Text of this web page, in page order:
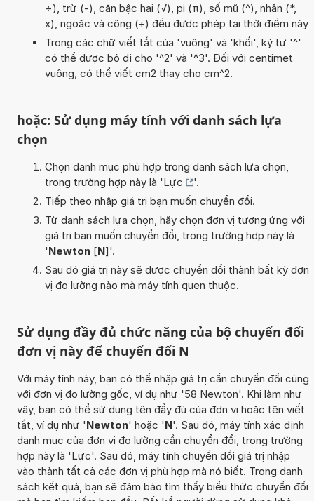
÷), trừ (-), căn bậc hai (√), pi (π), số mũ (^), nhân (*,
x), ngoặc và cộng (+) đều được phép tại thời điểm này
Trong các chữ viết tắt của 'vuông' và 'khối', ký tự '^'
có thể được bỏ đi cho '^2' và '^3'. Đối với centimet
vuông, có thể viết cm2 thay cho cm^2.
hoặc: Sử dụng máy tính với danh sách lựa
chọn
Chọn danh mục phù hợp trong danh sách lựa chọn,
trong trường hợp này là 'Lực
'.
Tiếp theo nhập giá trị bạn muốn chuyển đổi.
Từ danh sách lựa chọn, hãy chọn đơn vị tương ứng với
giá trị bạn muốn chuyển đổi, trong trường hợp này là
'Newton[N]'.
Sau đó giá trị này sẽ được chuyển đổi thành bất kỳ đơn
vị đo lường nào mà máy tính quen thuộc.
Sử dụng đầy đủ chức năng của bộ chuyển đổi
đơn vị này để chuyển đổi N
Với máy tính này, bạn có thể nhập giá trị cần chuyển đổi cùng
với đơn vị đo lường gốc, ví dụ như '58 Newton'. Khi làm như
vậy, bạn có thể sử dụng tên đầy đủ của đơn vị hoặc tên viết
tắt, ví dụ như 'Newton' hoặc 'N'. Sau đó, máy tính xác định
danh mục của đơn vị đo lường cần chuyển đổi, trong trường
hợp này là 'Lực'. Sau đó, máy tính chuyển đổi giá trị nhập
vào thành tất cả các đơn vị phù hợp mà nó biết. Trong danh
sách kết quả, bạn sẽ đảm bảo tìm thấy biểu thức chuyển đổi